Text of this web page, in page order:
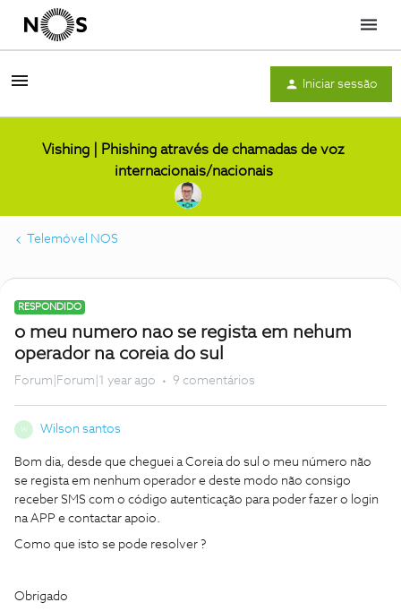
Menu
Iniciar sessão
Vishing | Phishing através de chamadas de voz
internacionais/nacionais
Telemóvel NOS
RESPONDIDO
o meu numero nao se regista em nehum
operador na coreia do sul
Forum|Forum|1 year ago 9 comentários
Wilson santos
Bom dia, desde que cheguei a Coreia do sul o meu número não
se regista em nenhum operador e deste modo não consigo
receber SMS com o código autenticação para poder fazer o login
na APP e contactar apoio.
Como que isto se pode resolver ?
Obrigado